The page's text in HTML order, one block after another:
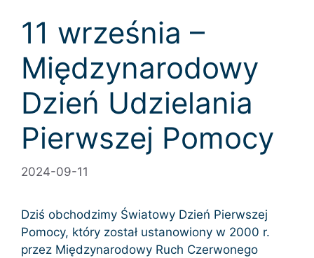
11 września –
Międzynarodowy
Dzień Udzielania
Pierwszej Pomocy
2024-09-11
Dziś obchodzimy Światowy Dzień Pierwszej
Pomocy, który został ustanowiony w 2000 r.
przez Międzynarodowy Ruch Czerwonego